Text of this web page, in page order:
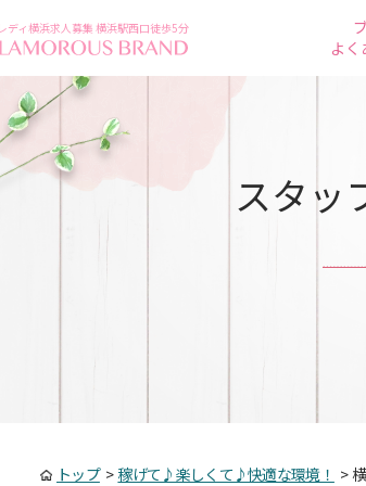
ディ横浜求人募集 横浜駅西口徒歩5分
よ
スタッ
トップ> 稼げて♪楽しくて♪快適な環境！ >